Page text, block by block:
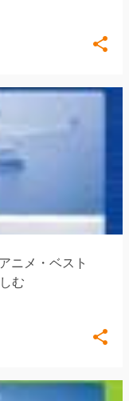
ニメ・ベスト
む